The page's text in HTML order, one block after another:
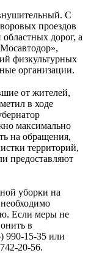
С
проездов
дорог, а
физкультурных
организации.
от жителей,
в ходе
максимально
на обращения,
территорий,
предоставляют
уборки на
Если меры не
в
990-15-35 или
20-56.